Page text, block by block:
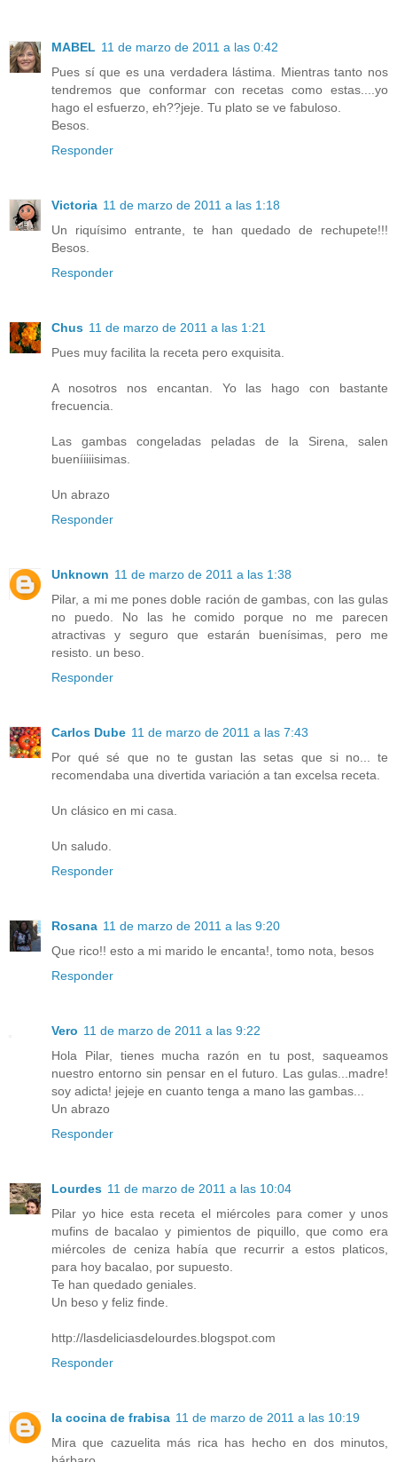
MABEL 11 de marzo de 2011 a las 0:42
Pues sí que es una verdadera lástima. Mientras tanto nos
tendremos que conformar con recetas como estas....yo
hago el esfuerzo, eh??jeje. Tu plato se ve fabuloso.
Besos.
Responder
Victoria 11 de marzo de 2011 a las 1:18
Un riquísimo entrante, te han quedado de rechupete!!!
Besos.
Responder
Chus 11 de marzo de 2011 a las 1:21
Pues muy facilita la receta pero exquisita.
A nosotros nos encantan. Yo las hago con bastante
frecuencia.
Las gambas congeladas peladas de la Sirena, salen
bueníiiiisimas.
Un abrazo
Responder
Unknown 11 de marzo de 2011 a las 1:38
Pilar, a mi me pones doble ración de gambas, con las gulas
no puedo. No las he comido porque no me parecen
atractivas y seguro que estarán buenísimas, pero me
resisto. un beso.
Responder
Carlos Dube 11 de marzo de 2011 a las 7:43
Por qué sé que no te gustan las setas que si no... te
recomendaba una divertida variación a tan excelsa receta.
Un clásico en mi casa.
Un saludo.
Responder
Rosana 11 de marzo de 2011 a las 9:20
Que rico!! esto a mi marido le encanta!, tomo nota, besos
Responder
Vero 11 de marzo de 2011 a las 9:22
Hola Pilar, tienes mucha razón en tu post, saqueamos
nuestro entorno sin pensar en el futuro. Las gulas...madre!
soy adicta! jejeje en cuanto tenga a mano las gambas...
Un abrazo
Responder
Lourdes 11 de marzo de 2011 a las 10:04
Pilar yo hice esta receta el miércoles para comer y unos
mufins de bacalao y pimientos de piquillo, que como era
miércoles de ceniza había que recurrir a estos platicos,
para hoy bacalao, por supuesto.
Te han quedado geniales.
Un beso y feliz finde.
http://lasdeliciasdelourdes.blogspot.com
Responder
la cocina de frabisa 11 de marzo de 2011 a las 10:19
Mira que cazuelita más rica has hecho en dos minutos,